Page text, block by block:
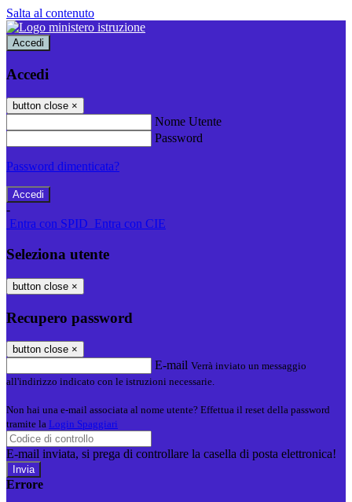
Salta al contenuto
Accedi
Accedi
button close ×
Nome Utente
Password
Password dimenticata?
-
Entra con SPID Entra con CIE
Seleziona utente
button close ×
Recupero password
button close ×
E-mail Verrà inviato un messaggio
all'indirizzo indicato con le istruzioni necessarie.
Non hai una e-mail associata al nome utente? Effettua il reset della password
tramite la Login Spaggiari
E-mail inviata, si prega di controllare la casella di posta elettronica!
Errore